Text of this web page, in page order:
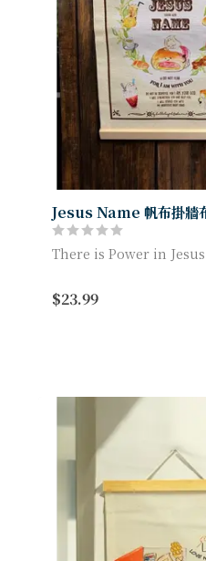
Jesus Name 帆布掛牆
There is Power in
尺寸: 30x40cm
$23.99